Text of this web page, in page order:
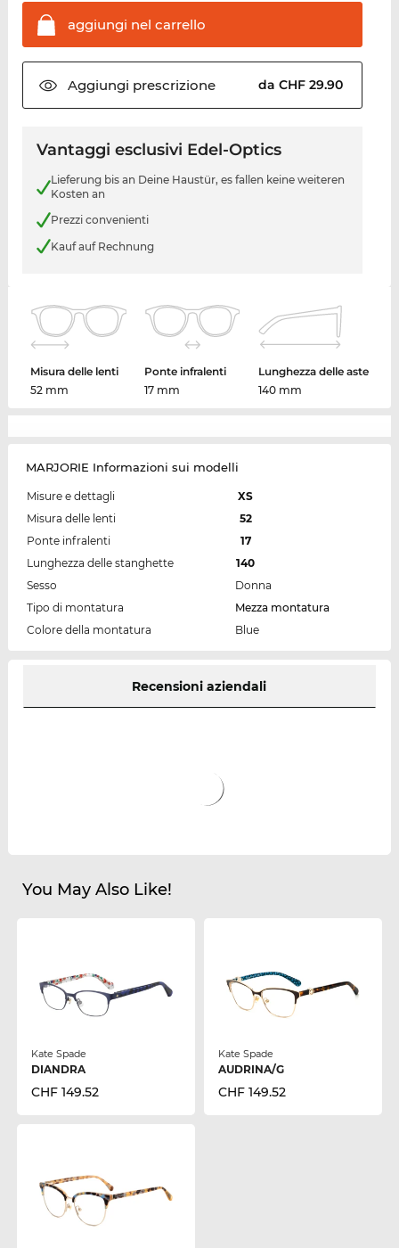
aggiungi nel carrello
Aggiungi prescrizione da CHF 29.90
Vantaggi esclusivi Edel-Optics
Lieferung bis an Deine Haustür, es fallen keine weiteren
Kosten an
Prezzi convenienti
Kauf auf Rechnung
Misura delle lenti
52 mm
Ponte infralenti
17 mm
Lunghezza delle aste
140 mm
MARJORIE Informazioni sui modelli
Misure e dettagli
XS
Misura delle lenti
52
Ponte infralenti
17
Lunghezza delle stanghette
140
Sesso
Donna
Tipo di montatura
Mezza montatura
Colore della montatura
Blue
Recensioni aziendali
You May Also Like!
Kate Spade
DIANDRA
CHF 149.52
Kate Spade
AUDRINA/G
CHF 149.52